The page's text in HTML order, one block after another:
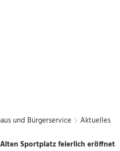
und Bürgerservice
Aktuelles
Sportplatz feierlich eröffnet